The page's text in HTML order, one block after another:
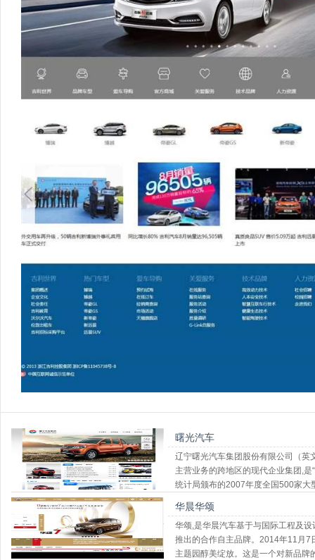
曙光汽车
辽宁曙光汽车集团股份有限公司（
主营业务的跨地区的现代企业集团,
统计局颁布的2007年度全国500家
华晨华颂
华颂,是华晨汽车基于与国际工程及
推出的合作自主品牌。2014年11月7
主题园醇美绽放。这是一个对新品牌